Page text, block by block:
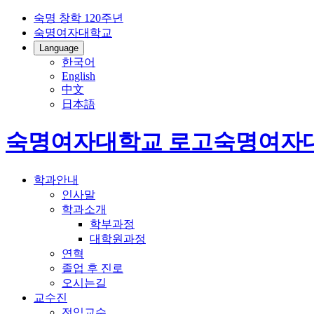
숙명 창학 120주년
숙명여자대학교
Language
한국어
English
中文
日本語
숙명여자대학교 로고숙명여자
학과안내
인사말
학과소개
학부과정
대학원과정
연혁
졸업 후 진로
오시는길
교수진